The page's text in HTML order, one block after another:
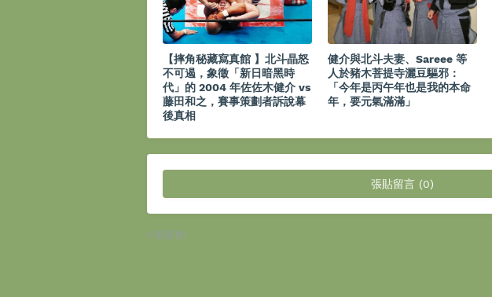
【 摔角秘藏寫真館 】北斗晶怒
不可遏，象徵「新日暗黑時
代」的 2004 年佐佐木健介 vs
藤田和之，賽事策劃者訴說幕
後真相
健介與北斗夫妻、Sareee 等
人於豬木菩提寺灑豆驅邪：
「今年是丙午年也是我的本命
年，要元氣滿滿」
張貼留言 (0)
較新的